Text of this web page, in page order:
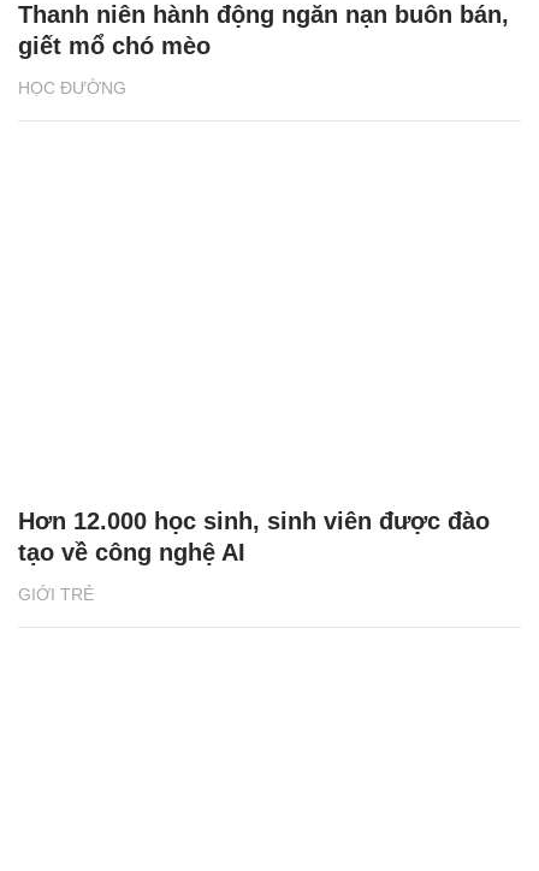
HỌC ĐƯỜNG
Thanh niên hành động ngăn nạn buôn bán,
giết mổ chó mèo
GIỚI TRẺ
Hơn 12.000 học sinh, sinh viên được đào
tạo về công nghệ AI